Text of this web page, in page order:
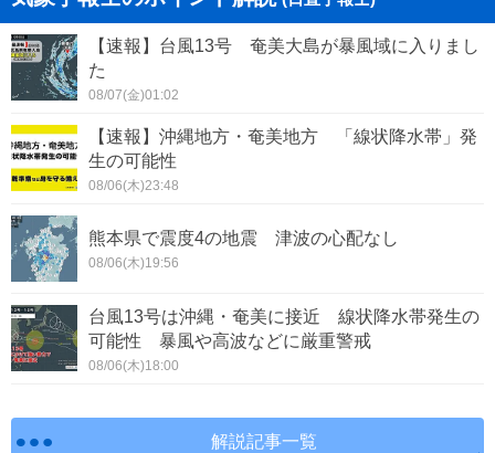
【速報】台風13号 奄美大島が暴風域に入りまし
た
08/07(金)01:02
【速報】沖縄地方・奄美地方 「線状降水帯」発
生の可能性
08/06(木)23:48
熊本県で震度4の地震 津波の心配なし
08/06(木)19:56
台風13号は沖縄・奄美に接近 線状降水帯発生の
可能性 暴風や高波などに厳重警戒
08/06(木)18:00
解説記事一覧